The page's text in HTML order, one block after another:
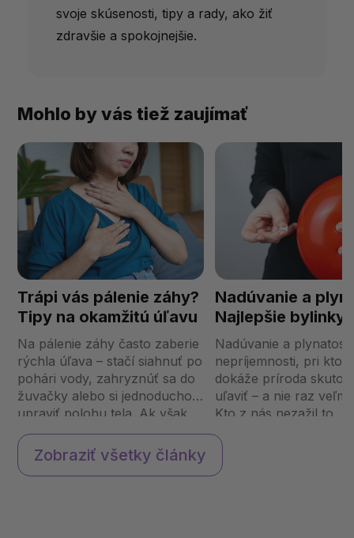
svoje skúsenosti, tipy a rady, ako žiť
zdravšie a spokojnejšie.
Mohlo by vás tiež zaujímať
Trápi vás pálenie záhy?
Tipy na okamžitú úľavu
Na pálenie záhy často zaberie
rýchla úľava – stačí siahnuť po
pohári vody, zahryznúť sa do
žuvačky alebo si jednoducho
upraviť polohu tela. Ak však
chcete tento problém riešiť
dlhodobo, nevyhnete sa
úprave stravovacích návykov
Nadúvanie a
Najlepšie bylinky
prírodné
pomôžu
Nadúvanie a plynatosť
nepríjemnosti, pri
dokáže príroda
uľaviť – a nie raz veľmi
Kto z nás nezažil to
zvláštne zvuky, ktoré
ozývajú bez
Zobraziť všetky články